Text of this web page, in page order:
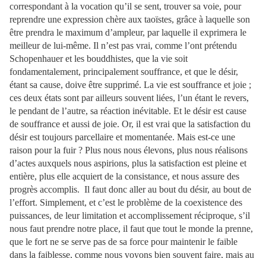
correspondant à la vocation qu’il se sent, trouver sa voie, pour
reprendre une expression chère aux taoïstes, grâce à laquelle son
être prendra le maximum d’ampleur, par laquelle il exprimera le
meilleur de lui-même. Il n’est pas vrai, comme l’ont prétendu
Schopenhauer et les bouddhistes, que la vie soit
fondamentalement, principalement souffrance, et que le désir,
étant sa cause, doive être supprimé. La vie est souffrance et joie ;
ces deux états sont par ailleurs souvent liées, l’un étant le revers,
le pendant de l’autre, sa réaction inévitable. Et le désir est cause
de souffrance et aussi de joie. Or, il est vrai que la satisfaction du
désir est toujours parcellaire et momentanée. Mais est-ce une
raison pour la fuir ? Plus nous nous élevons, plus nous réalisons
d’actes auxquels nous aspirions, plus la satisfaction est pleine et
entière, plus elle acquiert de la consistance, et nous assure des
progrès accomplis. Il faut donc aller au bout du désir, au bout de
l’effort. Simplement, et c’est le problème de la coexistence des
puissances, de leur limitation et accomplissement réciproque, s’il
nous faut prendre notre place, il faut que tout le monde la prenne,
que le fort ne se serve pas de sa force pour maintenir le faible
dans la faiblesse, comme nous voyons bien souvent faire, mais au